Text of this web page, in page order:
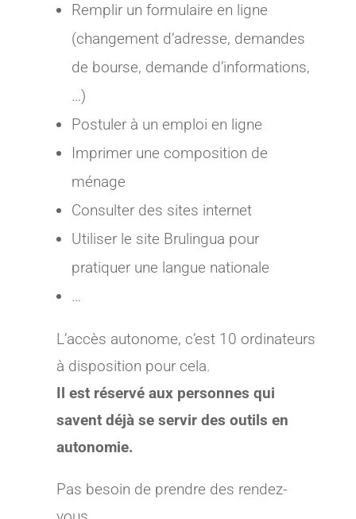
Remplir un formulaire en ligne
(changement d’adresse, demandes
de bourse, demande d’informations,
…)
Postuler à un emploi en ligne
Imprimer une composition de
ménage
Consulter des sites internet
Utiliser le site Brulingua pour
pratiquer une langue nationale
…
L’accès autonome, c’est 10 ordinateurs
à disposition pour cela.
Il est réservé aux personnes qui
savent déjà se servir des outils en
autonomie.
Pas besoin de prendre des rendez-